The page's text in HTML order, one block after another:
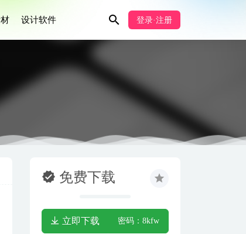
设计软件 登录·注册
免费下载
立即下载 密码：8kfw